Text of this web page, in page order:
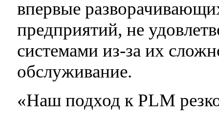
впервые
предприятий, не
системами из-за их
обслуживание.
«Наш подход к PLM